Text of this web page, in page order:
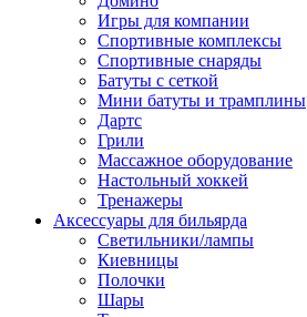
Игры для компании
Спортивные комплексы
Спортивные снаряды
Батуты с сеткой
Мини батуты и трамплины
Дартс
Грили
Массажное оборудование
Настольный хоккей
Тренажеры
Аксессуары для бильярда
Светильники/лампы
Киевницы
Полочки
Шары